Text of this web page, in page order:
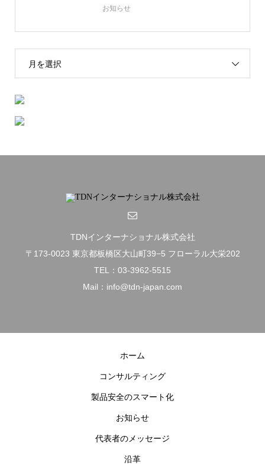
お知らせ
月を選択
TDNインターナショナル株式会社
〒173-0023 東京都板橋区大山町39−5 フローラル大栄202
TEL：03-3962-5515
Mail：info@tdn-japan.com
ホーム
コンサルティング
製品安全のスマート化
お知らせ
代表者のメッセージ
沿革